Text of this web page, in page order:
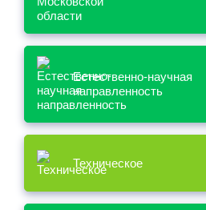
Естественно-научная
направленность
Техническое